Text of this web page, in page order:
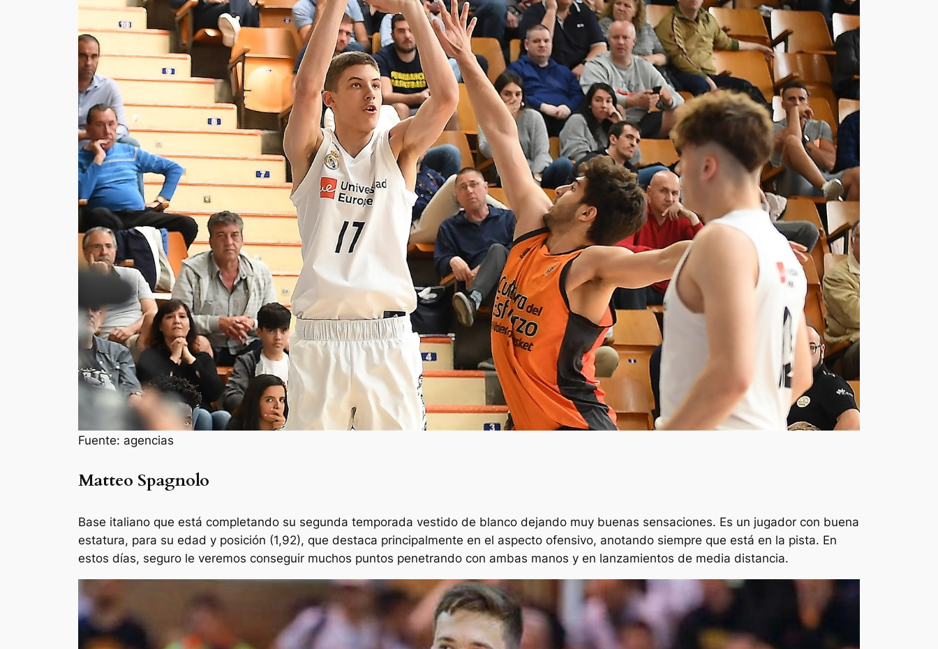
Fuente: agencias
Matteo Spagnolo
Base italiano que está completando su segunda temporada vestido de blanco dejando muy buenas sensaciones. Es un jugador con buena
estatura, para su edad y posición (1,92), que destaca principalmente en el aspecto ofensivo, anotando siempre que está en la pista. En
estos días, seguro le veremos conseguir muchos puntos penetrando con ambas manos y en lanzamientos de media distancia.